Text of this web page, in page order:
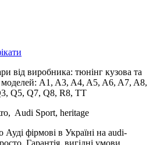
від виробника: тюнінг кузова та
моделей: A1, A3, A4, A5, A6, A7, A8,
Q5, Q7, Q8, R8, TT
Audi Sport, heritage
Ауді фірмові в Україні на audi-
Гарантія, вигідні умови